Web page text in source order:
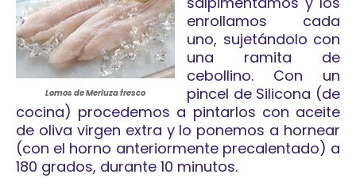
Lomos de Merluza fresco
enrollamos cada
uno, sujetándolo con
una ramita de
cebollino. Con un
pincel de Silicona (de
cocina) procedemos a pintarlos con aceite
de oliva virgen extra y lo ponemos a hornear
(con el horno anteriormente precalentado) a
180 grados, durante 10 minutos.